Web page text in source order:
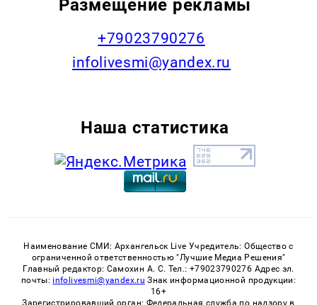
Размещение рекламы
+79023790276
infolivesmi@yandex.ru
Наша статистика
Наименование СМИ: Архангельск Live Учредитель: Общество с
ограниченной ответственностью "Лучшие Медиа Решения"
Главный редактор: Самохин А. С. Тел.: +79023790276 Адрес эл.
почты: infolivesmi@yandex.ru Знак информационной продукции:
16+
Зарегистрировавший орган: Федеральная служба по надзору в